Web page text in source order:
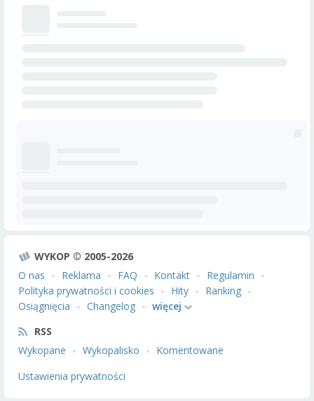
WYKOP © 2005-2026
O nas
Reklama FAQ Kontakt
Regulamin
Polityka prywatności i cookies
Hity
Ranking
Osiągnięcia
Changelog
więcej
RSS
Wykopane
Wykopalisko
Komentowane
Ustawienia prywatności